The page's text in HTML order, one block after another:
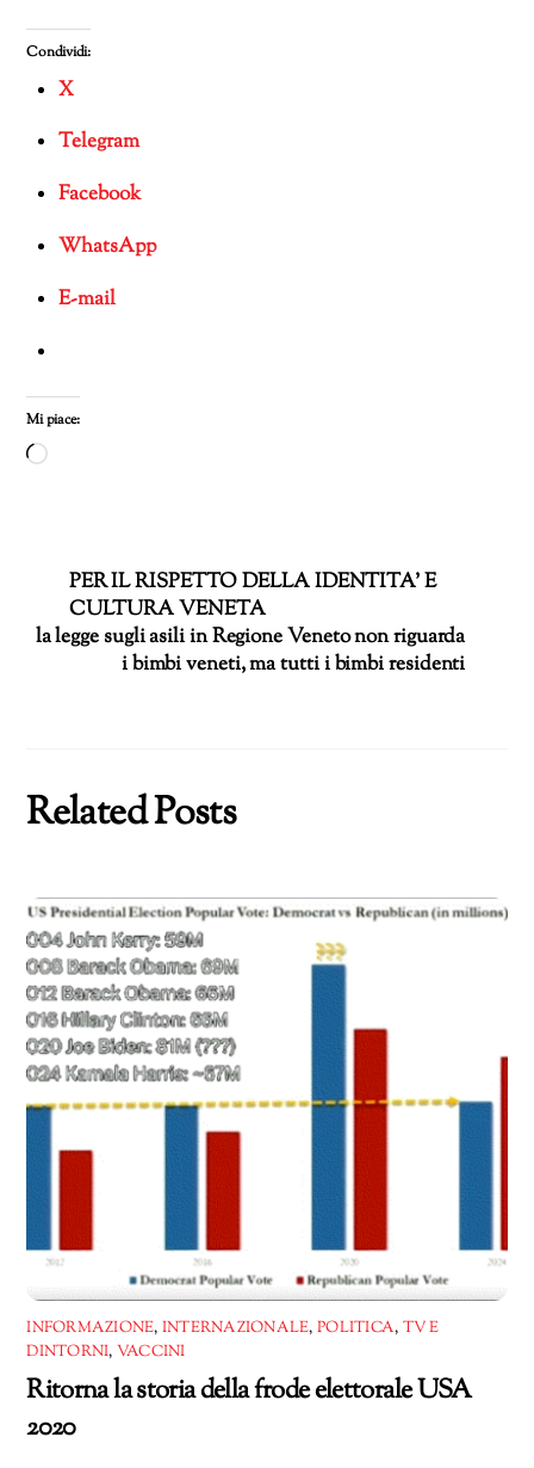
Condividi:
X
Telegram
Facebook
WhatsApp
E-mail
Mi piace:
Caricamento
PER IL RISPETTO DELLA IDENTITA’ E
CULTURA VENETA
la legge sugli asili in Regione Veneto non riguarda
i bimbi veneti, ma tutti i bimbi residenti
Related Posts
INFORMAZIONE, INTERNAZIONALE, POLITICA, TV E
DINTORNI, VACCINI
Ritorna la storia della frode elettorale USA
2020